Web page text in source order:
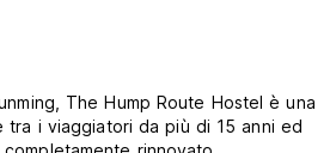
The Hump Route Hostel è una
tra i viaggiatori da più di 15 anni ed